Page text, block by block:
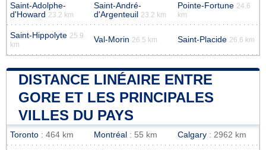
Saint-Adolphe-
d'Howard 23.2 km
Saint-André-
d'Argenteuil 23.2 km
Pointe-Fortune 24.6
km
Saint-Hippolyte 25.9
km
Val-Morin 26.5 km Saint-Placide 26.6 km
DISTANCE LINÉAIRE ENTRE
GORE ET LES PRINCIPALES
VILLES DU PAYS
Toronto : 464 km Montréal : 55 km Calgary : 2962 km